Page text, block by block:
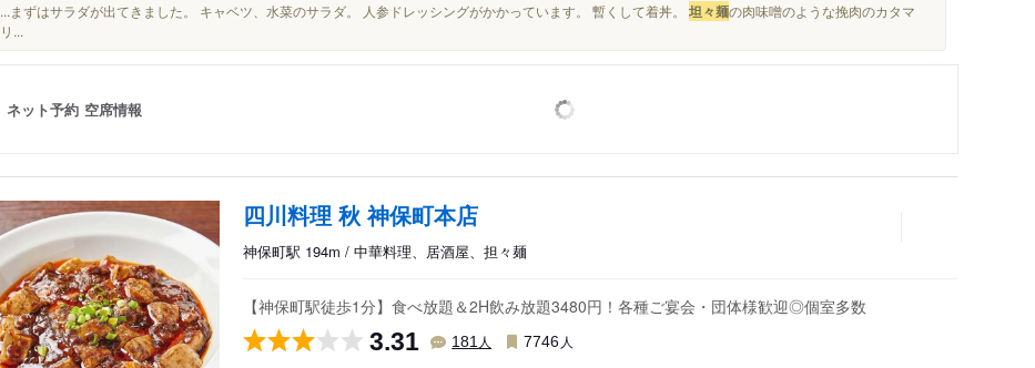
...まずはサラダが出てきました。 キャベツ、水菜のサラダ。 人参ドレッシングがかかっています。 暫くして着丼。 坦々麺の肉味噌のような挽肉のカタマ
リ...
ネット予約 空席情報
四川料理 秋 神保町本店
神保町駅 194m / 中華料理、居酒屋、担々麺
【神保町駅徒歩1分】食べ放題＆2H飲み放題3480円！各種ご宴会・団体様歓迎◎個室多数
3.31 181 人 7746 人